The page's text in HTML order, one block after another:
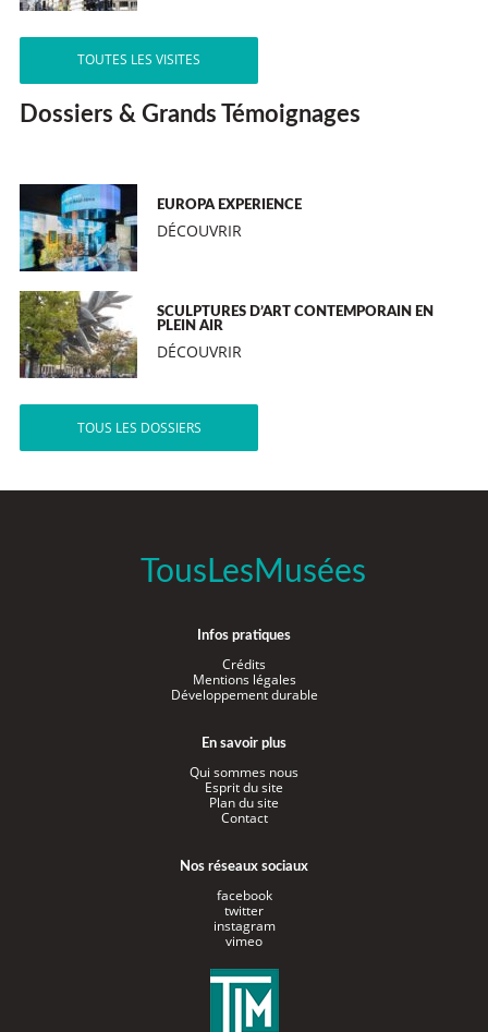
TOUTES LES VISITES
Dossiers & Grands Témoignages
EUROPA EXPERIENCE
DÉCOUVRIR
SCULPTURES D’ART CONTEMPORAIN EN
PLEIN AIR
DÉCOUVRIR
TOUS LES DOSSIERS
TousLesMusées
Infos pratiques
Crédits
Mentions légales
Développement durable
En savoir plus
Qui sommes nous
Esprit du site
Plan du site
Contact
Nos réseaux sociaux
facebook
twitter
instagram
vimeo